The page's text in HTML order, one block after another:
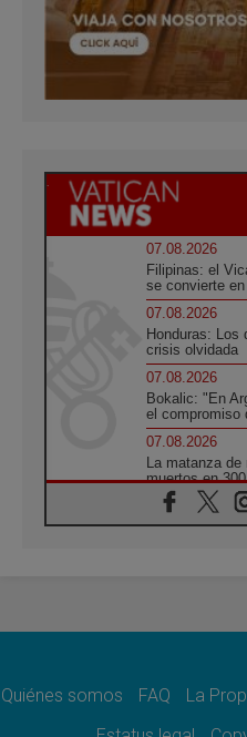
07.08.2026
Filipinas: el
se convierte
07.08.2026
Honduras: Los
crisis olvidada
07.08.2026
Bokalic: "En
el compromiso
07.08.2026
La matanza
muertos en
07.08.2026
Tagle: La
como misión
Quiénes somos FAQ La